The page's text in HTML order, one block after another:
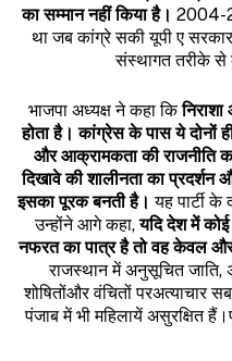
का सम्मान नहीं किया है। 2004-
था जब कांग्रे सकी यूपी ए
संस्थागत तरीके से
भाजपा अध्यक्ष ने कहा किनिराशा
होता है। कांग्रेस के पास ये दोनों
और आक्रामकता की राजनीति
दिखावे की शालीनता का प्रदर्शन
इसका पूरक बनती है। यह पार्टी के
उन्होंने आगे कहा,यदि देश में कोई
नफरत का पात्र है तो वह केवल
राजस्थान में अनुसूचित जाति,
शोषितोंऔर वंचितों परअत्याचार
पंजाब में भी महिलायें असुरक्षित